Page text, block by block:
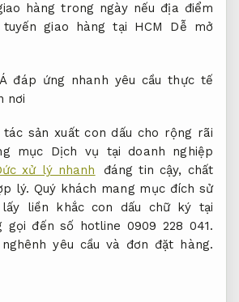
hàng trong ngày nếu địa điểm
giao hàng tại HCM Dễ mở
đáp ứng nhanh yêu cầu thực tế
nơi
sản xuất con dấu cho rộng rãi
mục Dịch vụ tại doanh nghiệp
xử lý nhanh
đáng tin cậy, chất
lý. Quý khách mang mục đích sử
liền khắc con dấu chữ ký tại
gọi đến số hotline 0909 228 041.
yêu cầu và đơn đặt hàng.